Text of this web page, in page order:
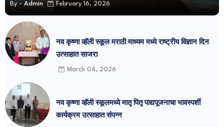
By - Admin February 16, 2026
नव कृष्णा व्हॅली स्कूल मराठी माध्यम मध्ये राष्ट्रीय विज्ञान दिन
उत्साहात साजरा
March 04, 2026
नव कृष्णा व्हॅली स्कूलमध्ये मातृ पितृ पाद्यपूजनाचा भावस्पर्शी
कार्यक्रम उत्साहात संपन्न